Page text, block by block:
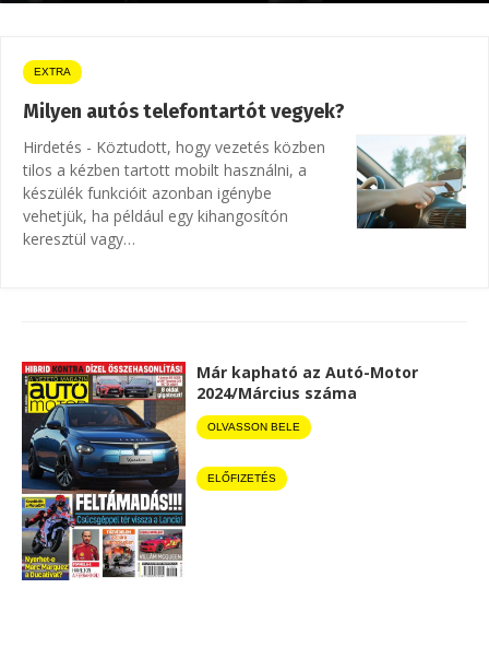
EXTRA
Milyen autós telefontartót vegyek?
Hirdetés - Köztudott, hogy vezetés közben
tilos a kézben tartott mobilt használni, a
készülék funkcióit azonban igénybe
vehetjük, ha például egy kihangosítón
keresztül vagy…
Már kapható az Autó-Motor
2024/Március száma
OLVASSON BELE
ELŐFIZETÉS